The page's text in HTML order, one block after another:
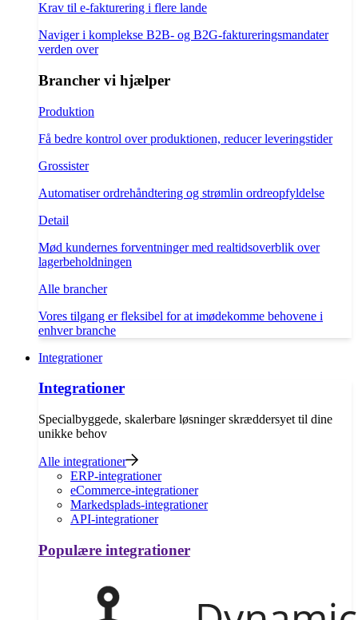
Krav til e-fakturering i flere lande
Naviger i komplekse B2B- og B2G-faktureringsmandater
verden over
Brancher vi hjælper
Produktion
Få bedre kontrol over produktionen, reducer leveringstider
Grossister
Automatiser ordrehåndtering og strømlin ordreopfyldelse
Detail
Mød kundernes forventninger med realtidsoverblik over
lagerbeholdningen
Alle brancher
Vores tilgang er fleksibel for at imødekomme behovene i
enhver branche
Integrationer
Integrationer
Specialbyggede, skalerbare løsninger skræddersyet til dine
unikke behov
Alle integrationer
ERP-integrationer
eCommerce-integrationer
Markedsplads-integrationer
API-integrationer
Populære integrationer